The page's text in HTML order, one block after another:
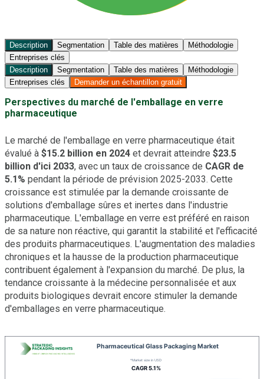
Description Segmentation Table des matières
Méthodologie
Entreprises clés
Description
Segmentation Table des matières
Méthodologie
Entreprises clés
Demander un échantillon gratuit
Perspectives du marché de l'emballage en verre
pharmaceutique
Le marché de l'emballage en verre pharmaceutique était
évalué à $15.2 billion en 2024 et devrait atteindre $23.5
billion d'ici 2033, avec un taux de croissance de CAGR de
5.1% pendant la période de prévision 2025-2033. Cette
croissance est stimulée par la demande croissante de
solutions d'emballage sûres et inertes dans l'industrie
pharmaceutique. L'emballage en verre est préféré en raison
de sa nature non réactive, qui garantit la stabilité et l'efficacité
des produits pharmaceutiques. L'augmentation des maladies
chroniques et la hausse de la production pharmaceutique
contribuent également à l'expansion du marché. De plus, la
tendance croissante à la médecine personnalisée et aux
produits biologiques devrait encore stimuler la demande
d'emballages en verre pharmaceutique.